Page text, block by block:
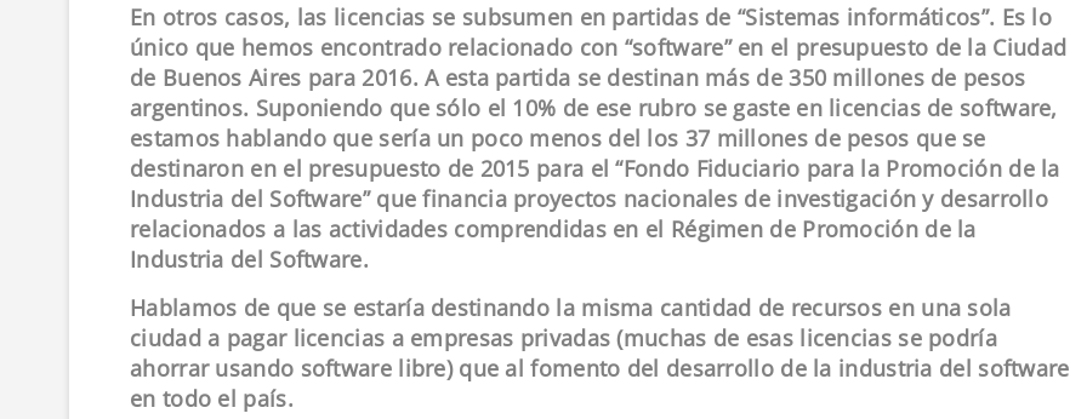
En otros casos, las licencias se subsumen en partidas de “Sistemas informáticos”. Es lo
único que hemos encontrado relacionado con “software” en el presupuesto de la Ciudad
de Buenos Aires para 2016. A esta partida se destinan más de 350 millones de pesos
argentinos. Suponiendo que sólo el 10% de ese rubro se gaste en licencias de software,
estamos hablando que sería un poco menos del los 37 millones de pesos que se
destinaron en el presupuesto de 2015 para el “Fondo Fiduciario para la Promoción de la
Industria del Software” que financia proyectos nacionales de investigación y desarrollo
relacionados a las actividades comprendidas en el Régimen de Promoción de la
Industria del Software.
Hablamos de que se estaría destinando la misma cantidad de recursos en una sola
ciudad a pagar licencias a empresas privadas (muchas de esas licencias se podría
ahorrar usando software libre) que al fomento del desarrollo de la industria del software
en todo el país.